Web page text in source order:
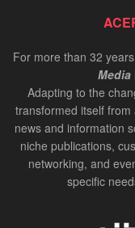
For more than 32
Media
Adapting to the
transformed itself
news and information
niche publications,
networking, and
specific